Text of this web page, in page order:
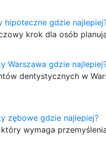
hipoteczne gdzie
krok dla osób
Warszawa gdzie
dentystycznych w
zębowe gdzie najlepiej?
wymaga